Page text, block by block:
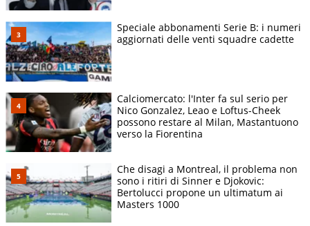
Speciale abbonamenti Serie B: i numeri
aggiornati delle venti squadre cadette
Calciomercato: l'Inter fa sul serio per
Nico Gonzalez, Leao e Loftus-Cheek
possono restare al Milan, Mastantuono
verso la Fiorentina
Che disagi a Montreal, il problema non
sono i ritiri di Sinner e Djokovic:
Bertolucci propone un ultimatum ai
Masters 1000